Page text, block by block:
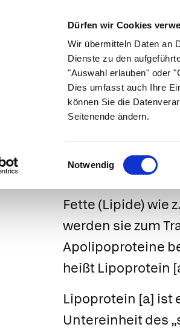
Dürfen wir Cookies
Wir übermitteln Daten an
Dienste zu den
"Auswahl erlauben" oder
Dies umfasst auch Ihre
können Sie die
Seitenende ändern.
Einwilligungsauswahl
Notwendig
Symptome Therapie
Fette (Lipide) wie
werden sie zum
Apolipoproteine
heißt Lipoprotein
Lipoprotein [a] ist
Untereinheit des